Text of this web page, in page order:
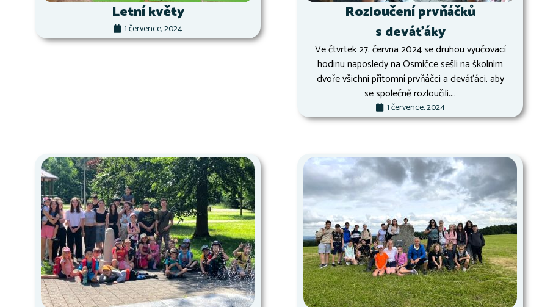
Letní květy
1 července, 2024
Rozloučení prvňáčků
s deváťáky
Ve čtvrtek 27. června 2024 se druhou vyučovací
hodinu naposledy na Osmičce sešli na školním
dvoře všichni přítomní prvňáčci a deváťáci, aby
se společně rozloučili....
1 července, 2024